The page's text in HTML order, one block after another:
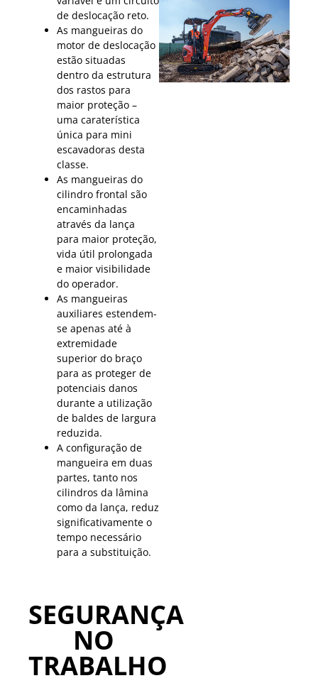
de deslocação reto.
As mangueiras do
motor de deslocação
estão situadas
dentro da estrutura
dos rastos para
maior proteção –
uma caraterística
única para mini
escavadoras desta
classe.
As mangueiras do
cilindro frontal são
encaminhadas
através da lança
para maior proteção,
vida útil prolongada
e maior visibilidade
do operador.
As mangueiras
auxiliares estendem-
se apenas até à
extremidade
superior do braço
para as proteger de
potenciais danos
durante a utilização
de baldes de largura
reduzida.
A configuração de
mangueira em duas
partes, tanto nos
cilindros da lâmina
como da lança, reduz
significativamente o
tempo necessário
para a substituição.
SEGURANÇA
NO
TRABALHO